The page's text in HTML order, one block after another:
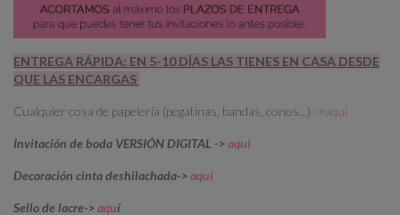
ENTREGA RÁPIDA: EN 5-10 DÍAS LAS TIENES EN CASA DESDE
QUE LAS ENCARGAS
Cualquier cosa de papelería (pegatinas, bandas, conos...) ->aquí
Invitación de boda VERSIÓN DIGITAL ->aqui
Decoración cinta deshilachada->aquí
Sello de lacre->aquí